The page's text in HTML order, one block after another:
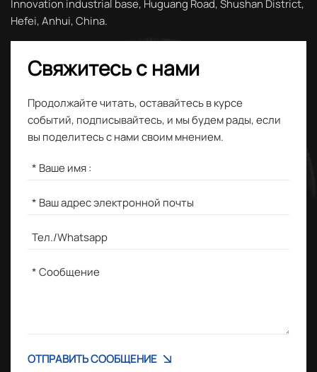
Innovation industrial base, Huguang Road, Shushan District,
Hefei, Anhui, China.
Свяжитесь с нами
Продолжайте читать, оставайтесь в курсе
событий, подписывайтесь, и мы будем рады, если
вы поделитесь с нами своим мнением.
ОТПРАВИТЬ СООБЩЕНИЕ